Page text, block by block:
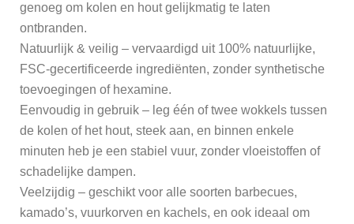
genoeg om kolen en hout gelijkmatig te laten
ontbranden.
Natuurlijk & veilig – vervaardigd uit 100% natuurlijke,
FSC-gecertificeerde ingrediënten, zonder synthetische
toevoegingen of hexamine.
Eenvoudig in gebruik – leg één of twee wokkels tussen
de kolen of het hout, steek aan, en binnen enkele
minuten heb je een stabiel vuur, zonder vloeistoffen of
schadelijke dampen.
Veelzijdig – geschikt voor alle soorten barbecues,
kamado’s, vuurkorven en kachels, en ook ideaal om